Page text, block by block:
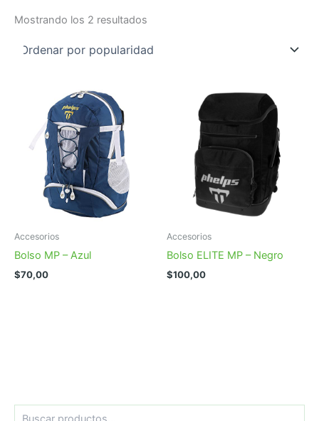
Mostrando los 2 resultados
Accesorios
Bolso MP – Azul
$70,00
Accesorios
Bolso ELITE MP – Negro
$100,00